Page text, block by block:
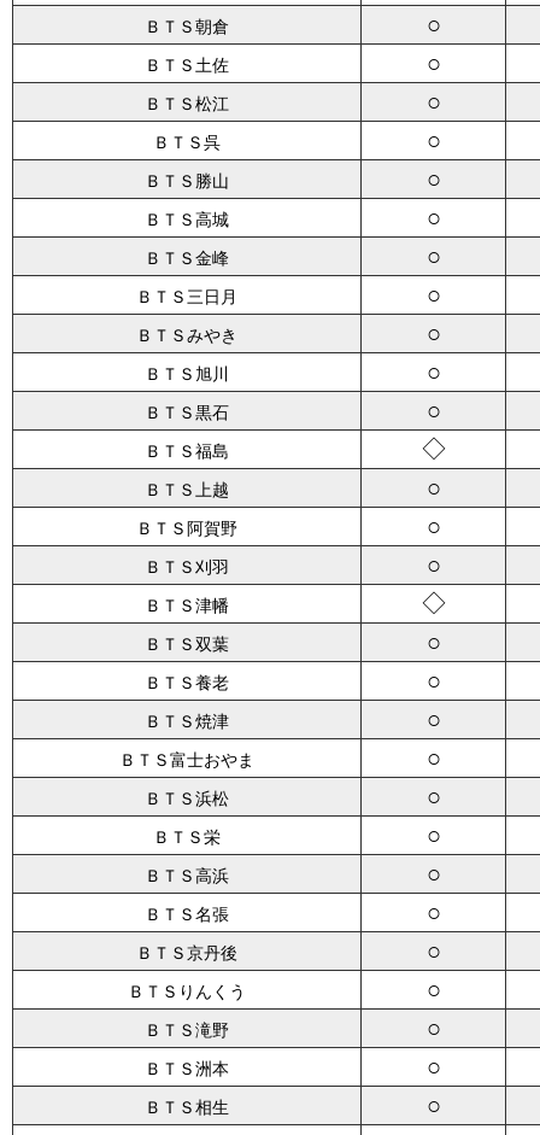
ＢＴＳ朝倉 ○
ＢＴＳ土佐 ○
ＢＴＳ松江 ○
ＢＴＳ呉 ○
ＢＴＳ勝山 ○
ＢＴＳ高城 ○
ＢＴＳ金峰 ○
ＢＴＳ三日月 ○
ＢＴＳみやき ○
ＢＴＳ旭川 ○
ＢＴＳ黒石 ○
ＢＴＳ福島 ◇
ＢＴＳ上越 ○
ＢＴＳ阿賀野 ○
ＢＴＳ刈羽 ○
ＢＴＳ津幡 ◇
ＢＴＳ双葉 ○
ＢＴＳ養老 ○
ＢＴＳ焼津 ○
ＢＴＳ富士おやま ○
ＢＴＳ浜松 ○
ＢＴＳ栄 ○
ＢＴＳ高浜 ○
ＢＴＳ名張 ○
ＢＴＳ京丹後 ○
ＢＴＳりんくう ○
ＢＴＳ滝野 ○
ＢＴＳ洲本 ○
ＢＴＳ相生
○